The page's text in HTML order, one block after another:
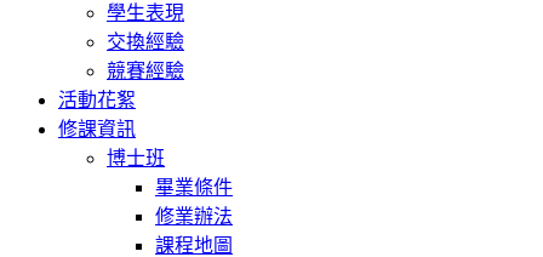
學生表現
交換經驗
競賽經驗
活動花絮
修課資訊
博士班
畢業條件
修業辦法
課程地圖